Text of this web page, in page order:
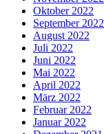
Oktober 2022
September 2022
August 2022
Juli 2022
Juni 2022
Mai 2022
April 2022
März 2022
Februar 2022
Januar 2022